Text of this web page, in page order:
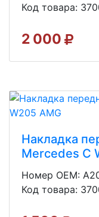
Код товара:
2 000
Накладка
Mercedes C
Номер OEM:
Код товара: